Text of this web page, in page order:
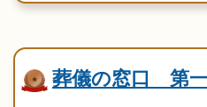
葬儀の窓口 第